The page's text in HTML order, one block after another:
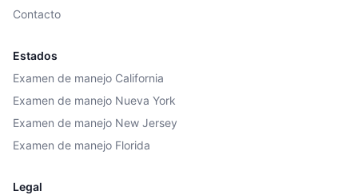
Contacto
Estados
Examen de manejo California
Examen de manejo Nueva York
Examen de manejo New Jersey
Examen de manejo Florida
Legal